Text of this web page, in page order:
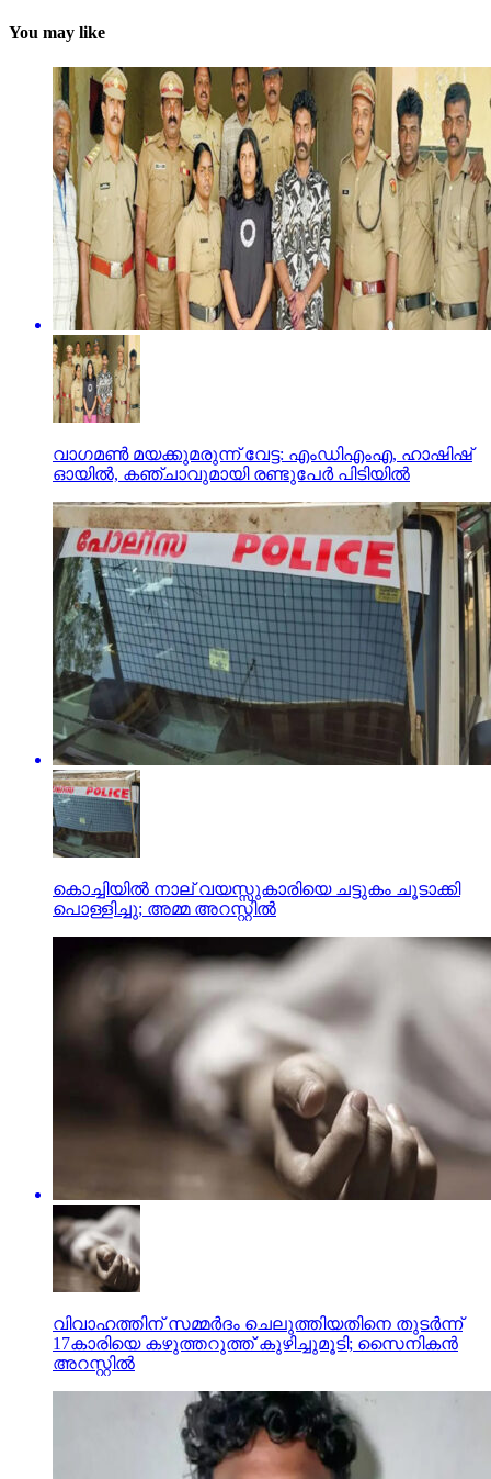
You may like
വാഗമണ്‍ മയക്കുമരുന്ന് വേട്ട: എംഡിഎംഎ, ഹാഷിഷ്
ഓയില്‍, കഞ്ചാവുമായി രണ്ടുപേര്‍ പിടിയില്‍
കൊച്ചിയില്‍ നാല് വയസ്സുകാരിയെ ചട്ടുകം ചൂടാക്കി
പൊള്ളിച്ചു; അമ്മ അറസ്റ്റില്‍
വിവാഹത്തിന് സമ്മര്‍ദം ചെലുത്തിയതിനെ തുടര്‍ന്ന്
17കാരിയെ കഴുത്തറുത്ത് കുഴിച്ചുമൂടി; സൈനികന്‍
അറസ്റ്റില്‍